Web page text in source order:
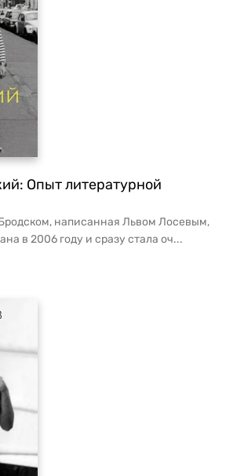
Опыт литературной
написанная Львом Лосевым,
в 2006 году и сразу стала оч...